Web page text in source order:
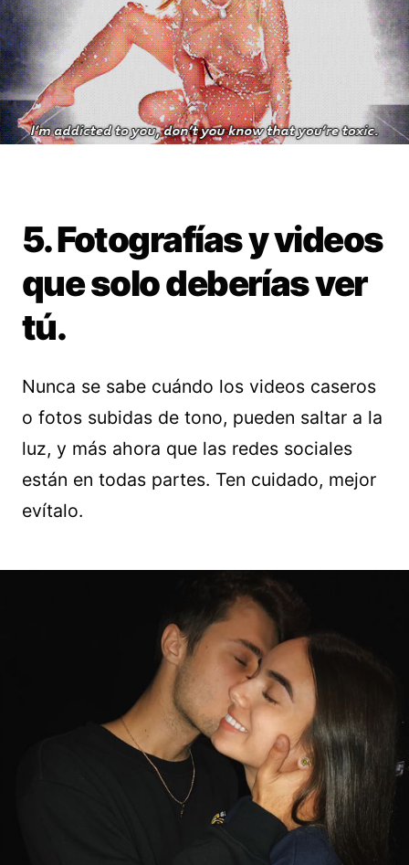
5. Fotografías y videos
que solo deberías ver
tú.
Nunca se sabe cuándo los videos caseros
o fotos subidas de tono, pueden saltar a la
luz, y más ahora que las redes sociales
están en todas partes. Ten cuidado, mejor
evítalo.